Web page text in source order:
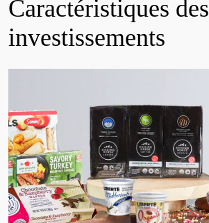
Caractéristiques des
investissements